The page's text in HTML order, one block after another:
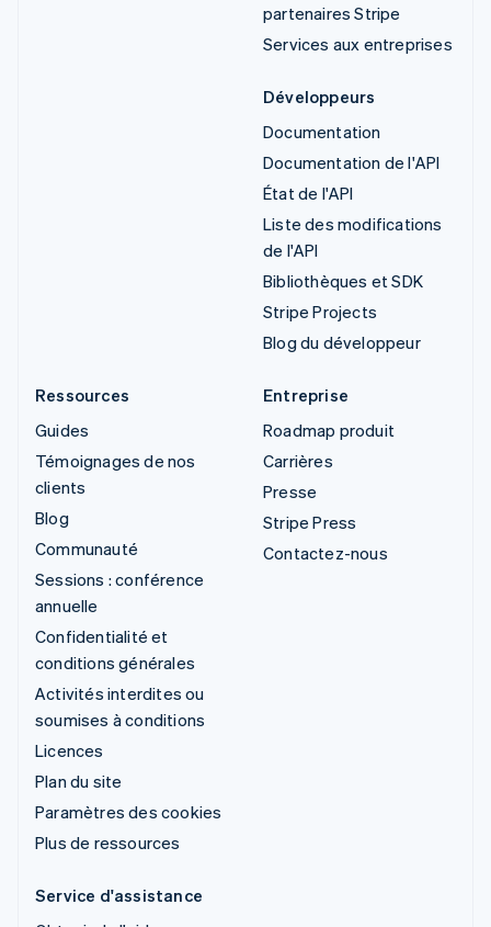
partenaires Stripe
Services aux entreprises
Développeurs
Documentation
Documentation de l'API
État de l'API
Liste des modifications
de l'API
Bibliothèques et SDK
Stripe Projects
Blog du développeur
Ressources
Guides
Témoignages de nos
clients
Blog
Communauté
Sessions : conférence
annuelle
Confidentialité et
conditions générales
Activités interdites ou
soumises à conditions
Licences
Plan du site
Paramètres des cookies
Plus de ressources
Entreprise
Roadmap produit
Carrières
Presse
Stripe Press
Contactez-nous
Service d'assistance